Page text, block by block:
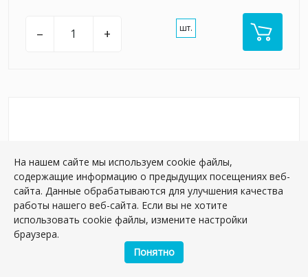
– + шт.
KMB2SPA011BR Руссильон бежевый матовый
На нашем сайте мы используем cookie файлы,
содержащие информацию о предыдущих посещениях веб-
сайта. Данные обрабатываются для улучшения качества
работы нашего веб-сайта. Если вы не хотите
использовать cookie файлы, измените настройки
браузера.
Понятно